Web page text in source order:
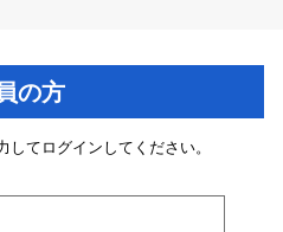
の方
てログインしてください。